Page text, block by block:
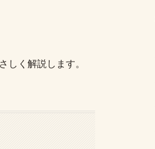
しく解説します。